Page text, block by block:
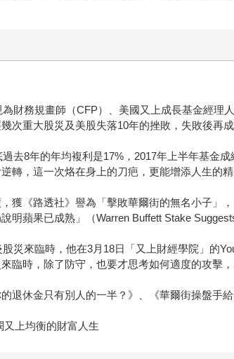
為財務規畫師（CFP）、美國又上成長基金經理
次重大股災及美股失落10年的挫敗，失敗後再成
去8年的年均複利是17%，2017年上半年基金
轉，這一次烙在身上的刀疤，更能增添人生的精
獲《路透社》譽為「擊敗華爾街的無名小子」
說明蘋果已成熟」（Warren Buffett Stake
股災來臨時，他在3月18日「又上財經學院」的
臨時，除了防守，也要才思考如何適度的攻擊
退休金只有別人的一半？》、《華爾街操盤手
又上均衡的財富人生